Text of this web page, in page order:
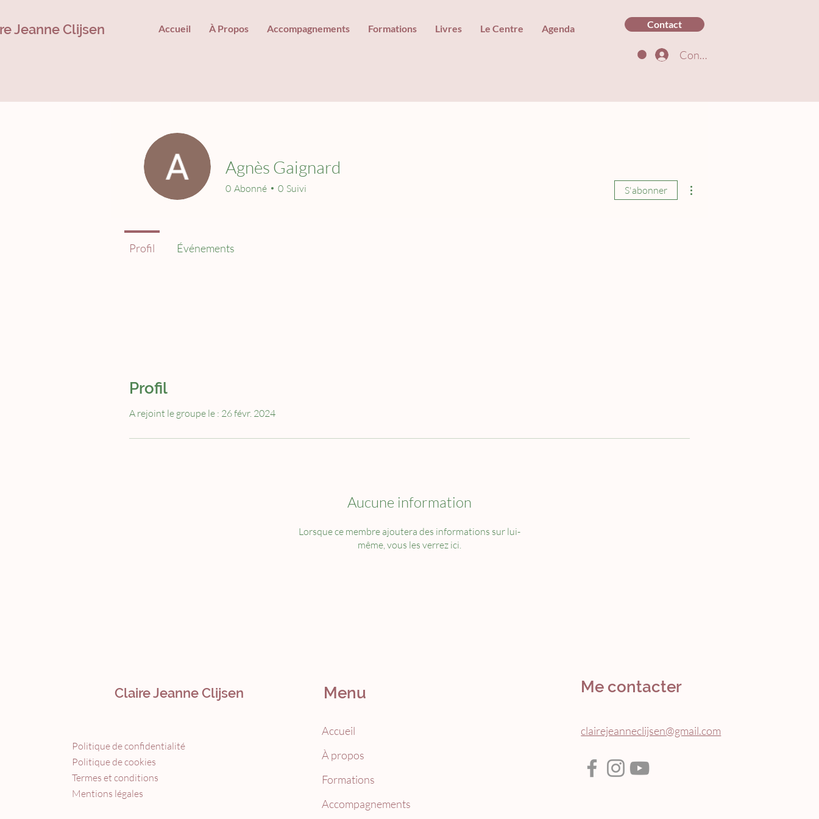
Jeanne Clijsen Contact
Accueil À Propos Accompagnements Formations Livres Le Centre Agenda
Connexion
Profil
A rejoint le groupe le : 26 févr. 2024
Aucune information
Lorsque ce membre ajoutera des informations sur lui-
même, vous les verrez ici.
Agnès Gaignard
0 Abonné 0 Suivi S'abonner
Profil Événements
Claire Jeanne Clijsen
Politique de confidentialité
Politique de cookies
Termes et conditions
Mentions légales
Menu
Accueil
À propos
Formations
Accompagnements
Me contacter
clairejeanneclijsen@gmail.com